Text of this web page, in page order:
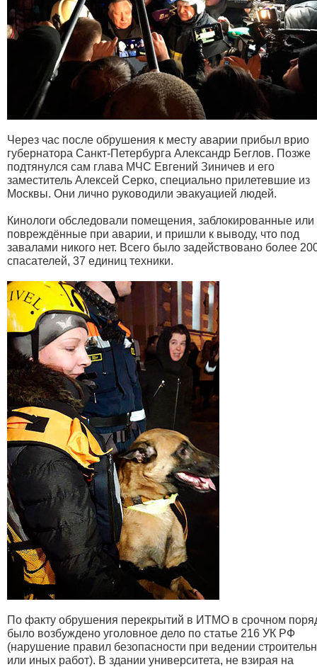
Через час после обрушения к месту аварии прибыл врио
губернатора Санкт-Петербурга Александр Беглов. Позже
подтянулся сам глава МЧС Евгений Зиничев и его
заместитель Алексей Серко, специально прилетевшие из
Москвы. Они лично руководили эвакуацией людей.
Кинологи обследовали помещения, заблокированные или
повреждённые при аварии, и пришли к выводу, что под
завалами никого нет. Всего было задействовано более
спасателей, 37 единиц техники.
По факту обрушения перекрытий в ИТМО в срочном
было возбуждено уголовное дело по статье 216 УК РФ
(нарушение правил безопасности при ведении
или иных работ). В здании университета, не взирая на